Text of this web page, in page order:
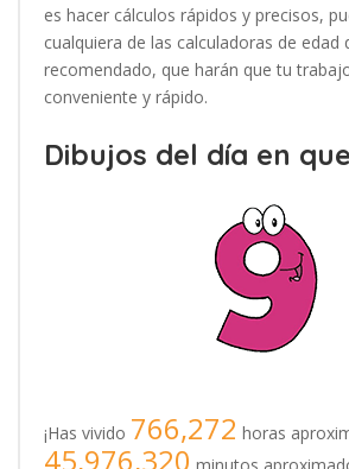
es hacer cálculos rápidos y precisos,
cualquiera de las calculadoras de edad
recomendado, que harán que tu
conveniente y rápido.
Dibujos del día en
¡Has vivido 766,272 horas
45,976,320